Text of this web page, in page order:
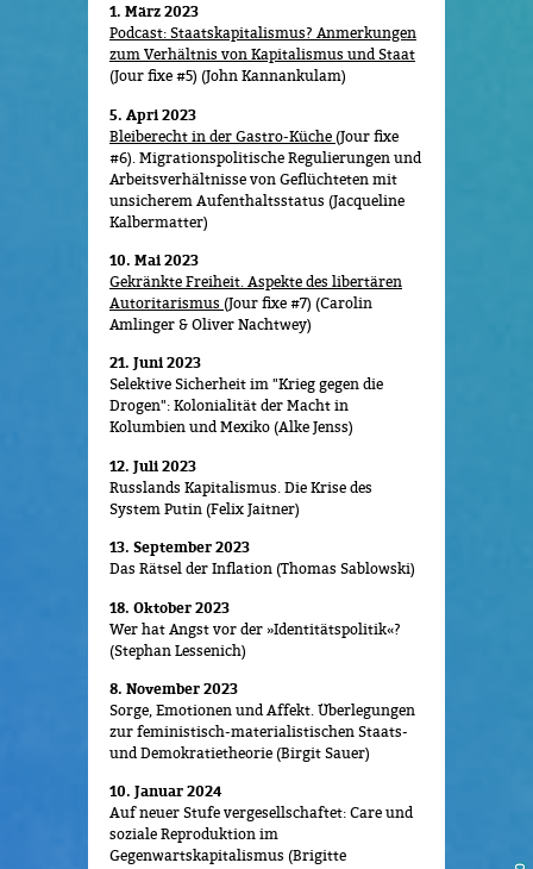
1. März 2023
Podcast: Staatskapitalismus? Anmerkungen
zum Verhältnis von Kapitalismus und Staat
(Jour fixe #5) (John Kannankulam)
5. Apri 2023
Bleiberecht in der Gastro-Küche (Jour fixe
#6). Migrationspolitische Regulierungen und
Arbeitsverhältnisse von Geflüchteten mit
unsicherem Aufenthaltsstatus (Jacqueline
Kalbermatter)
10. Mai 2023
Gekränkte Freiheit. Aspekte des libertären
Autoritarismus (Jour fixe #7) (Carolin
Amlinger & Oliver Nachtwey)
21. Juni 2023
Selektive Sicherheit im "Krieg gegen die
Drogen": Kolonialität der Macht in
Kolumbien und Mexiko (Alke Jenss)
12. Juli 2023
Russlands Kapitalismus. Die Krise des
System Putin (Felix Jaitner)
13. September 2023
Das Rätsel der Inflation (Thomas Sablowski)
18. Oktober 2023
Wer hat Angst vor der »Identitätspolitik«?
(Stephan Lessenich)
8. November 2023
Sorge, Emotionen und Affekt. Überlegungen
zur feministisch-materialistischen Staats-
und Demokratietheorie (Birgit Sauer)
10. Januar 2024
Auf neuer Stufe vergesellschaftet: Care und
soziale Reproduktion im
Gegenwartskapitalismus (Brigitte